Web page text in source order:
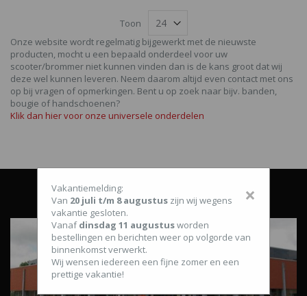
Toon
Onze website wordt regelmatig bijgewerkt met de nieuwste
producten, mocht u een bepaald onderdeel voor uw
scooter/brommer niet kunnen vinden dan is de kans groot dat wij
deze wel kunnen leveren. Neem daarom altijd even contact met ons
op bij vragen of opmerkingen. Bent u op zoek naar bijv. banden,
bougie of handschoenen?
Klik dan hier voor onze universele onderdelen
×
Vakantiemelding:
Van 20 juli t/m 8 augustus zijn wij wegens
vakantie gesloten.
Vanafdinsdag 11 augustusworden
bestellingen en berichten weer op volgorde van
binnenkomst verwerkt.
Wij wensen iedereen een fijne zomer en een
prettige vakantie!